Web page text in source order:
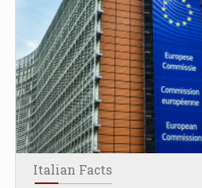
Italian Facts